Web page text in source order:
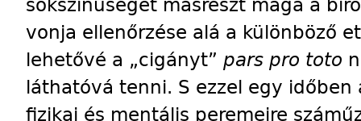
vonja ellenőrzése alá a különböző
lehetővé a „cigányt” pars pro toto
láthatóvá tenni. S ezzel egy
fizikai és mentális peremeire